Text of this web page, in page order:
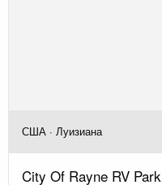
США · Луизиана
City Of Rayne RV Park